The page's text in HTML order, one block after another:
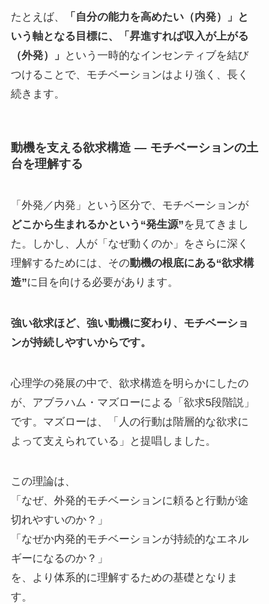
たとえば、
「自分の能力を高めたい（内発）」と
いう軸となる目標に、「昇進すれば収入が上がる
（外発）」
という一時的なインセンティブを結び
つけることで、モチベーションはより強く、長く
続きます。
動機を支える欲求構造 ― モチベーションの土
台を理解する
「外発／内発」という区分で、モチベーションが
どこから生まれるかという“発生源”を見てきまし
た。しかし、人が「なぜ動くのか」をさらに深く
理解するためには、その動機の根底にある“欲求構
造”に目を向ける必要があります。
強い欲求ほど、強い動機に変わり、モチベーショ
ンが持続しやすいからです。
心理学の発展の中で、欲求構造を明らかにしたの
が、アブラハム・マズローによる「欲求5段階説」
です。マズローは、「人の行動は階層的な欲求に
よって支えられている」と提唱しました。
この理論は、
「なぜ、外発的モチベーションに頼ると行動が途
切れやすいのか？」
「なぜか内発的モチベーションが持続的なエネル
ギーになるのか？」
を、より体系的に理解するための基礎となりま
す。